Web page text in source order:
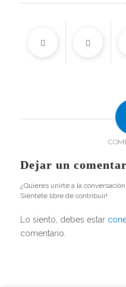
Dejar un
¿Quieres unirte a la
Siéntete libre de contribuir!
Lo siento, debes estar
comentario.